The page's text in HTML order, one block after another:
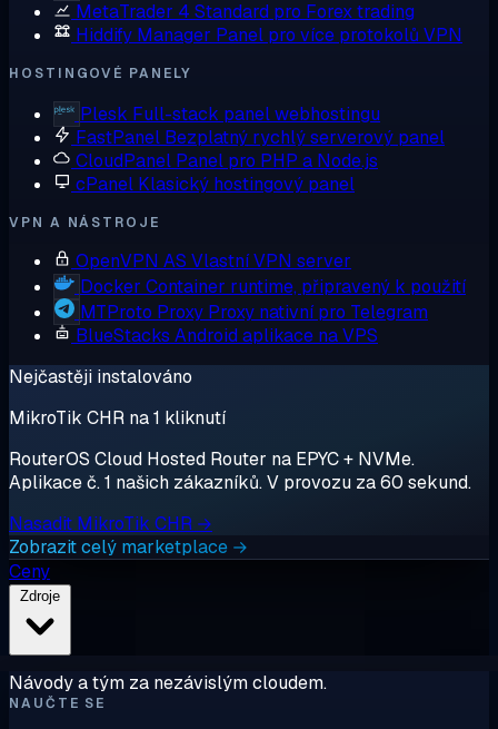
MetaTrader 4 Standard pro Forex trading
Hiddify Manager Panel pro více protokolů VPN
HOSTINGOVÉ PANELY
Plesk Full-stack panel webhostingu
FastPanel Bezplatný rychlý serverový panel
CloudPanel Panel pro PHP a Node.js
cPanel Klasický hostingový panel
VPN A NÁSTROJE
OpenVPN AS Vlastní VPN server
Docker Container runtime, připravený k použití
MTProto Proxy Proxy nativní pro Telegram
BlueStacks Android aplikace na VPS
Nejčastěji instalováno
MikroTik CHR na 1 kliknutí
RouterOS Cloud Hosted Router na EPYC + NVMe.
Aplikace č. 1 našich zákazníků. V provozu za 60 sekund.
Nasadit MikroTik CHR →
Zobrazit celý marketplace →
Ceny
Návody a tým za nezávislým cloudem.
NAUČTE SE